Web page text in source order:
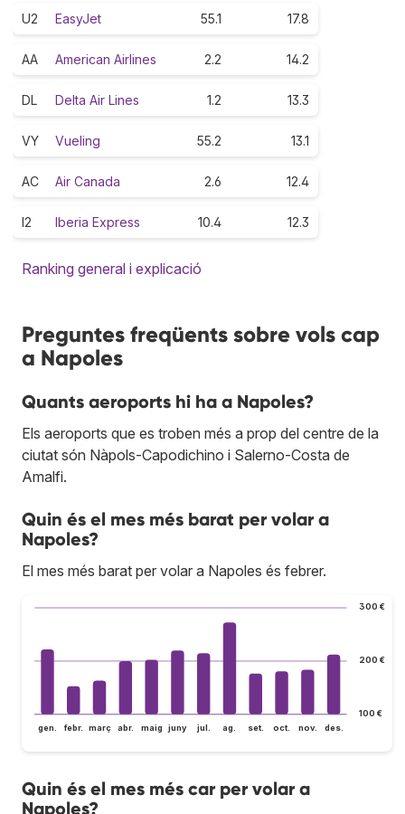
U2 EasyJet 55.1 17.8
AA American Airlines 2.2 14.2
DL Delta Air Lines 1.2 13.3
VY Vueling 55.2 13.1
AC Air Canada 2.6 12.4
I2 Iberia Express 10.4 12.3
Ranking general i explicació
Preguntes freqüents sobre vols cap
a Napoles
Quants aeroports hi ha a Napoles?
Els aeroports que es troben més a prop del centre de la
ciutat són Nàpols-Capodichino i Salerno-Costa de
Amalfi.
Quin és el mes més barat per volar a
Napoles?
El mes més barat per volar a Napoles és febrer.
100 €
200 €
300 €
gen. febr. març abr. maig juny jul. ag. set. oct. nov. des.
Quin és el mes més car per volar a
Napoles?